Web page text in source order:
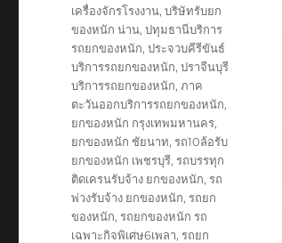
เครื่องจักรโรงงาน,บริษัทรับยก
ของหนัก น่าน,ปทุมธานีบริการ
รถยกของหนัก,ประจวบคีรีขันธ์
บริการรถยกของหนัก,ปราจีนบุรี
บริการรถยกของหนัก,ภาค
ตะวันออกบริการรถยกของหนัก,
ยกของหนัก กรุงเทพมหานคร,
ยกของหนัก ชัยนาท,รถ10ล้อรับ
ยกของหนัก เพชรบุรี,รถบรรทุก
ติดเครนรับจ้าง ยกของหนัก,รถ
พ่วงรับจ้าง ยกของหนัก,รถยก
ของหนัก,รถยกของหนัก รถ
เฉพาะกิจพิเศษ6เพลา,รถยก